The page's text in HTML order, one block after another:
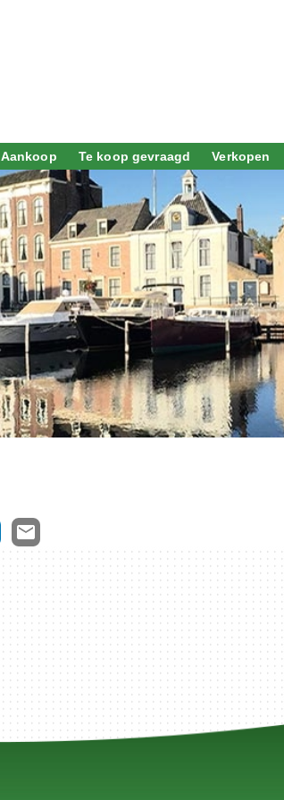
Aankoop Te koop gevraagd Verkopen